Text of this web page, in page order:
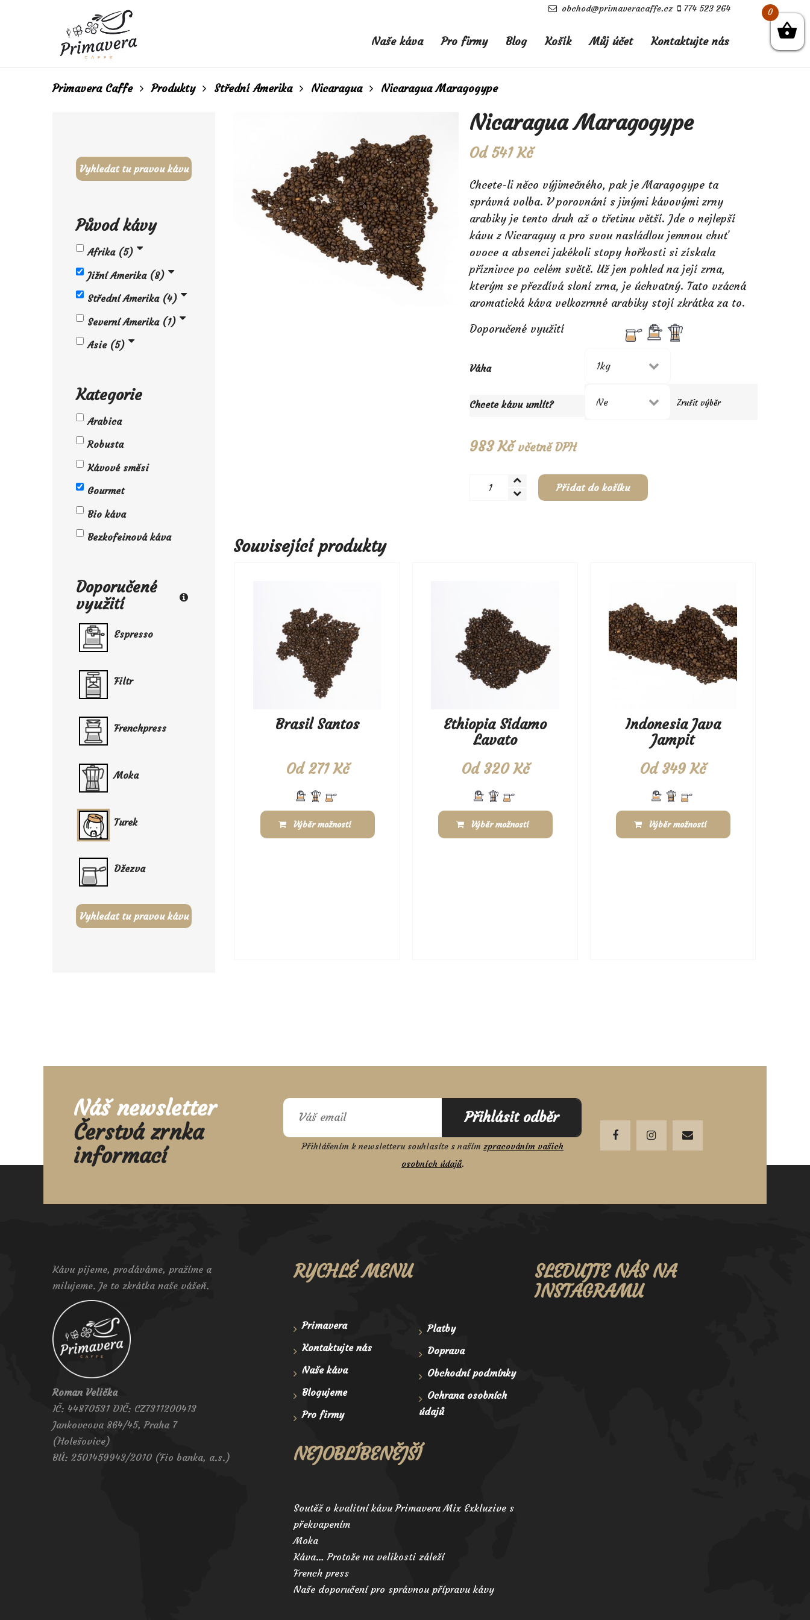
obchod@primaveracaffe.cz 774 523 264
Naše káva Pro firmy Blog Košík Můj účet Kontaktujte nás
Primavera Caffe Produkty Střední Amerika Nicaragua Nicaragua Maragogype
Nicaragua Maragogype
Od541Kč
Chcete-li něco výjimečného, pak je Maragogype ta
správná volba. V porovnání s jinými kávovými zrny
arabiky je tento druh až o třetinu větší. Jde o nejlepší
kávu z Nicaraguy a pro svou nasládlou jemnou chuť
ovoce a absenci jakékoli stopy hořkosti si získala
příznivce po celém světě. Už jen pohled na její zrna,
kterým se přezdívá sloní zrna, je úchvatný. Tato vzácná
aromatická káva velkozrnné arabiky stojí zkrátka za to.
Doporučené využití
Váha
Chcete kávu umlít? Zrušit výběr
983Kč včetně DPH
Nicaragua
Maragogype
Přidat do košíku
Související produkty
Brasil Santos
Od271Kč
Výběr možností
Ethiopia Sidamo
Lavato
Od320Kč
Výběr možností
Indonesia Java
Jampit
Od349Kč
Výběr možností
Vyhledat tu pravou kávu
Původ kávy
Afrika 5
Jižní Amerika 8
Střední Amerika 4
Severní Amerika 1
Asie 5
Kategorie
Arabica
Robusta
Kávové směsi
Gourmet
Bio káva
Bezkofeinová káva
Doporučené
využití
Espresso
Filtr
Frenchpress
Moka
Turek
Džezva
Vyhledat tu pravou kávu
Náš newsletter
Čerstvá zrnka
informací
Přihlásit odběr
Přihlášením k newsletteru souhlasíte s našímzpracováním vašich
osobních údajů.
Kávu pijeme, prodáváme, pražíme a
milujeme. Je to zkrátka naše vášeň.
Roman Velička
IČ: 44870531 DIČ: CZ7311200413
Jankovcova 864/45, Praha 7
(Holešovice)
BÚ: 2501459943/2010 (Fio banka, a.s.)
RYCHLÉ MENU
Primavera
Kontaktujte nás
Naše káva
Blogujeme
Pro firmy
Platby
Doprava
Obchodní podmínky
Ochrana osobních
údajů
NEJOBLÍBENĚJŠÍ
Soutěž o kvalitní kávu Primavera Mix Exkluzive s
překvapením
Moka
Káva… Protože na velikosti záleží
French press
Naše doporučení pro správnou přípravu kávy
SLEDUJTE NÁS NA
INSTAGRAMU
0